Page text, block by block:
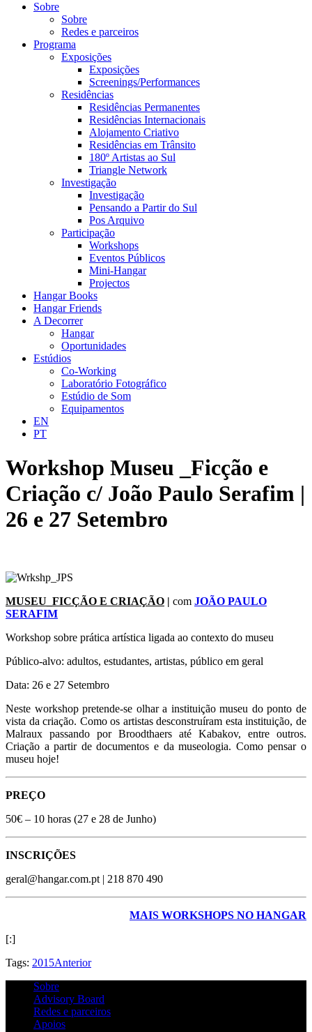
Sobre
Sobre
Redes e parceiros
Programa
Exposições
Exposições
Screenings/Performances
Residências
Residências Permanentes
Residências Internacionais
Alojamento Criativo
Residências em Trânsito
180º Artistas ao Sul
Triangle Network
Investigação
Investigação
Pensando a Partir do Sul
Pos Arquivo
Participação
Workshops
Eventos Públicos
Mini-Hangar
Projectos
Hangar Books
Hangar Friends
A Decorrer
Hangar
Oportunidades
Estúdios
Co-Working
Laboratório Fotográfico
Estúdio de Som
Equipamentos
EN
PT
Workshop Museu _Ficção e
Criação c/ João Paulo Serafim |
26 e 27 Setembro
MUSEU_FICÇÃO E CRIAÇÃO | com JOÃO PAULO
SERAFIM
Workshop sobre prática artística ligada ao contexto do museu
Público-alvo: adultos, estudantes, artistas, público em geral
Data: 26 e 27 Setembro
Neste workshop pretende-se olhar a instituição museu do ponto de
vista da criação. Como os artistas desconstruíram esta instituição, de
Malraux passando por Broodthaers até Kabakov, entre outros.
Criação a partir de documentos e da museologia. Como pensar o
museu hoje!
PREÇO
50€ – 10 horas (27 e 28 de Junho)
INSCRIÇÕES
geral@hangar.com.pt | 218 870 490
MAIS WORKSHOPS NO HANGAR
[:]
Tags: 2015Anterior
Sobre
Advisory Board
Redes e parceiros
Apoios